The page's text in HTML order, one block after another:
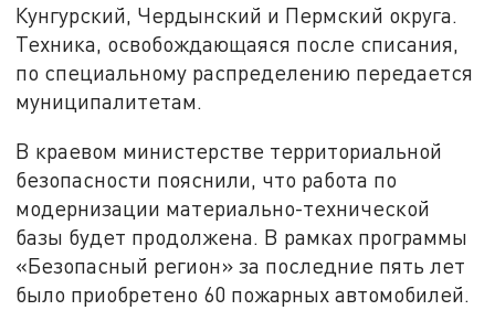
Кунгурский, Чердынский и Пермский округа.
Техника, освобождающаяся после списания,
по специальному распределению передается
муниципалитетам.
В краевом министерстве территориальной
безопасности пояснили, что работа по
модернизации материально-технической
базы будет продолжена. В рамках программы
«Безопасный регион» за последние пять лет
было приобретено 60 пожарных автомобилей.